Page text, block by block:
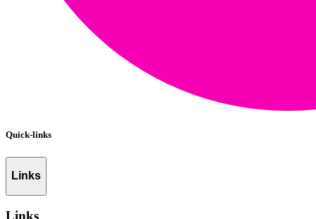
Quick-links
Links